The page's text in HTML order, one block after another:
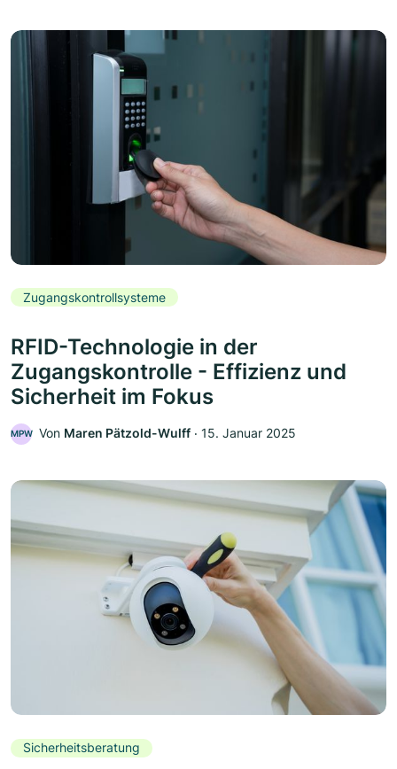
Zugangskontrollsysteme
RFID-Technologie in der
Zugangskontrolle - Effizienz und
Sicherheit im Fokus
MPW Von Maren Pätzold-Wulff ‧ 15. Januar 2025
Sicherheitsberatung